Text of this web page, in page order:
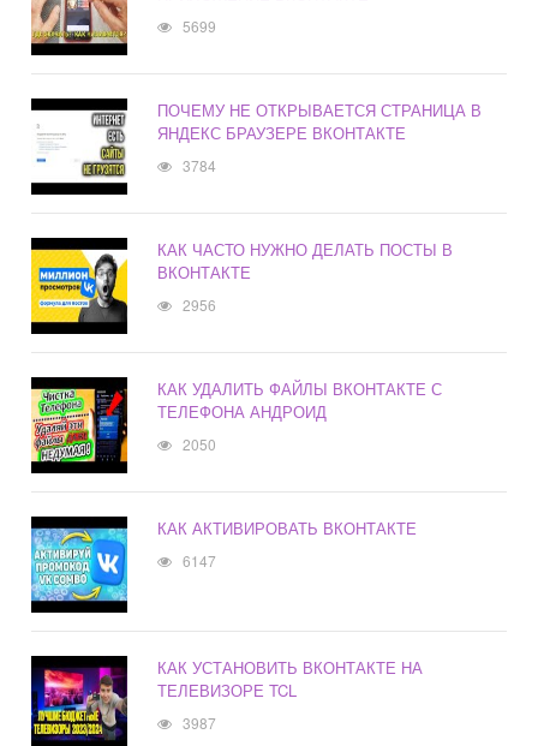
5699
ПОЧЕМУ НЕ ОТКРЫВАЕТСЯ СТРАНИЦА В
ЯНДЕКС БРАУЗЕРЕ ВКОНТАКТЕ
3784
КАК ЧАСТО НУЖНО ДЕЛАТЬ ПОСТЫ В
ВКОНТАКТЕ
2956
КАК УДАЛИТЬ ФАЙЛЫ ВКОНТАКТЕ С
ТЕЛЕФОНА АНДРОИД
2050
КАК АКТИВИРОВАТЬ ВКОНТАКТЕ
6147
КАК УСТАНОВИТЬ ВКОНТАКТЕ НА
ТЕЛЕВИЗОРЕ TCL
3987